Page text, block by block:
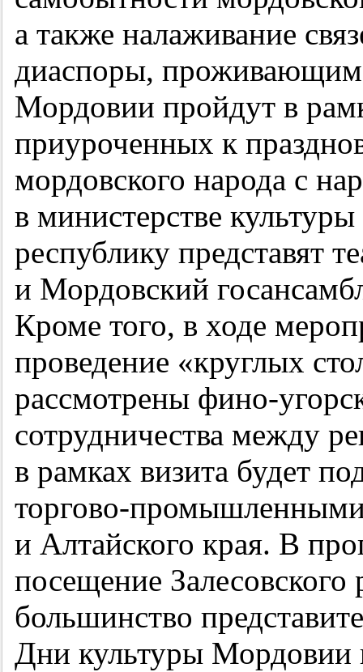
а также налаживание
диаспоры, проживающим
Мордовии пройдут в
приуроченных к
мордовского народа с
в министерстве
республику представят
и Мордовский
Кроме того, в ходе
проведение «круглых
рассмотрены фино-
сотрудничества между
в рамках визита будет
торгово-
и Алтайского края. В
посещение
большинство
Дни культуры Мордовии